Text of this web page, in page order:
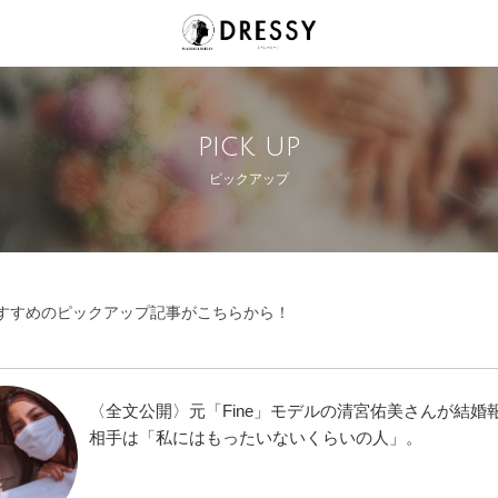
pick up
ピックアップ
すめのピックアップ記事がこちらから！
〈全文公開〉元「Fine」モデルの清宮佑美さんが結
相手は「私にはもったいないくらいの人」。